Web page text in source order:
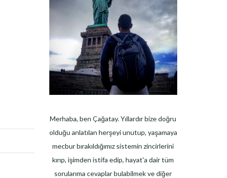
Merhaba, ben Çağatay. Yıllardır bize doğru
olduğu anlatılan herşeyi unutup, yaşamaya
mecbur bırakıldığımız sistemin zincirlerini
kırıp, işimden istifa edip, hayat'a dair tüm
sorularıma cevaplar bulabilmek ve diğer